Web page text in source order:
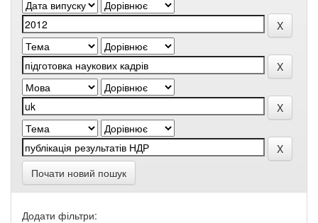
Почати новий пошук
Додати фільтри: